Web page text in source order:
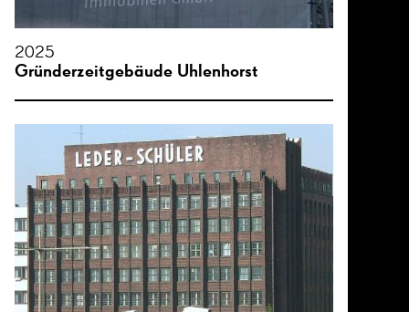
2025
Gründerzeitgebäude Uhlenhorst